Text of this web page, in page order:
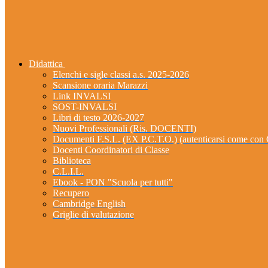
Didattica
Elenchi e sigle classi a.s. 2025-2026
Scansione oraria Marazzi
Link INVALSI
SOST-INVALSI
Libri di testo 2026-2027
Nuovi Professionali (Ris. DOCENTI)
Documenti F.S.L. (EX P.C.T.O.) (autenticarsi come
Docenti Coordinatori di Classe
Biblioteca
C.L.I.L.
Ebook - PON "Scuola per tutti"
Recupero
Cambridge English
Griglie di valutazione